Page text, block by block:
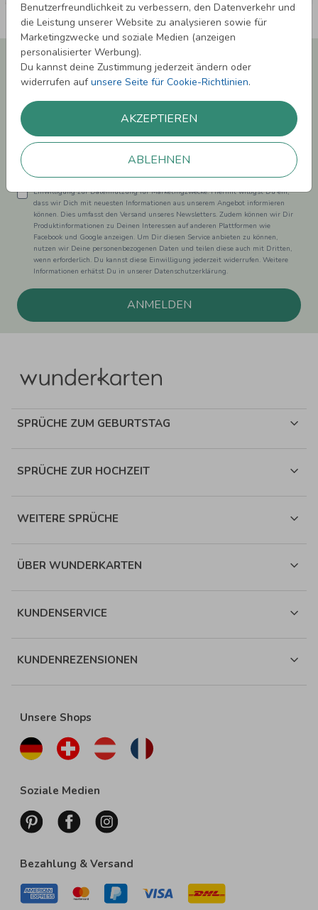
Benutzerfreundlichkeit zu verbessern, den Datenverkehr und
die Leistung unserer Website zu analysieren sowie für
Marketingzwecke und soziale Medien (anzeigen
personalisierter Werbung).
Du kannst deine Zustimmung jederzeit ändern oder
widerrufen aufunsere Seite für Cookie-Richtlinien.
AKZEPTIEREN
ABLEHNEN
Newsletter abonnieren und 5,00 € Rabatt**
sichern!
Laufenden.
Einwilligung zur Datennutzung für Marketingzwecke: Hiermit willigst Du ein,
dass wir Dich mit neuesten Informationen aus unserem Angebot informieren
können. Dies umfasst den Versand unseres Newsletters. Zudem können wir Dir
Produktinformationen zu Deinen Interessen auf anderen Plattformen wie
Facebook und Google anzeigen. Um Dir diesen Service anbieten zu können,
nutzen wir Deine personenbezogenen Daten und teilen diese auch mit Dritten,
wenn erforderlich. Du kannst diese Einwilligung jederzeit widerrufen. Weitere
Informationen erhätst Du in unserer Datenschutzerklärung.
ANMELDEN
SPRÜCHE ZUM GEBURTSTAG
SPRÜCHE ZUR HOCHZEIT
WEITERE SPRÜCHE
ÜBER WUNDERKARTEN
KUNDENSERVICE
KUNDENREZENSIONEN
Unsere Shops
Soziale Medien
Bezahlung & Versand